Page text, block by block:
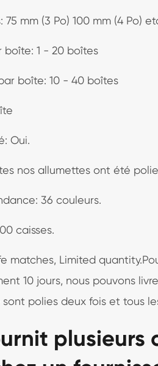
mm (3 Po) 100 mm (4 Po)
1 - 20 boîtes
boîte: 10 - 40 boîtes
Oui.
nos allumettes ont été
36 couleurs.
caisses.
matches, Limited
10 jours, nous pouvons
polies deux fois et tous
plusieurs